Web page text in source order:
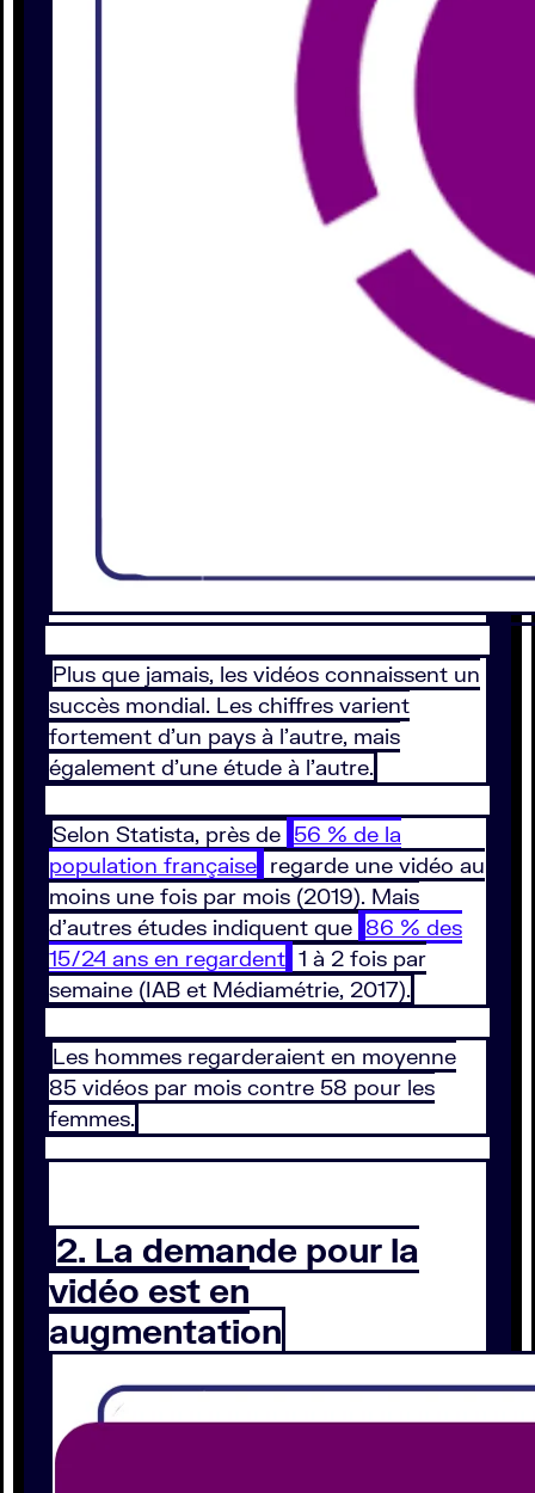
Plus que jamais, les vidéos connaissent un
succès mondial. Les chiffres varient
fortement d’un pays à l’autre, mais
également d’une étude à l’autre.
Selon Statista, près de 56 % de la
population française regarde une vidéo au
moins une fois par mois (2019). Mais
d’autres études indiquent que 86 % des
15/24 ans en regardent 1 à 2 fois par
semaine (IAB et Médiamétrie, 2017).
Les hommes regarderaient en moyenne
85 vidéos par mois contre 58 pour les
femmes.
2. La demande pour la
vidéo est en
augmentation